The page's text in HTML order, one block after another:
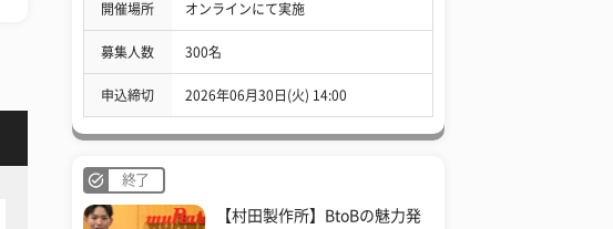
開催場所 オンラインにて実施
募集人数 300名
申込締切 2026年06月30日(火) 14:00
終了
【村田製作所】BtoBの魅力発